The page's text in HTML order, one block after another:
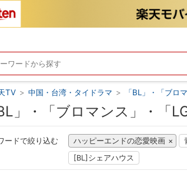
TV > 中国・台湾・タイドラマ > 「BL」・「ブロ
BL」・「ブロマンス」・「
ードで絞り込む ハッピーエンドの恋愛映画
[BL]シェアハウス